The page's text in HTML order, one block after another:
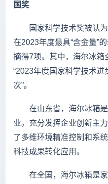
国奖
国家科学技术奖被认为
在2023年度最具“含金量”
摘得7项。其中，海尔冰箱
“2023年度国家科学技术进
次”。
在山东省，海尔冰箱是
业。充分发挥企业创新主
了多维环境精准控制和系
科技成果转化应用。
在全国，海尔冰箱是家